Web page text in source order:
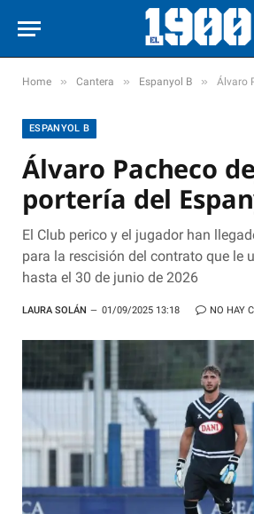
Home » Cantera » Espanyol B » Álvaro
ESPANYOL B
Álvaro Pacheco
portería del
El Club perico y el jugador han
para la rescisión del contrato que le
hasta el 30 de junio de 2026
LAURA SOLÁN 01/09/2025 13:18 NO HAY